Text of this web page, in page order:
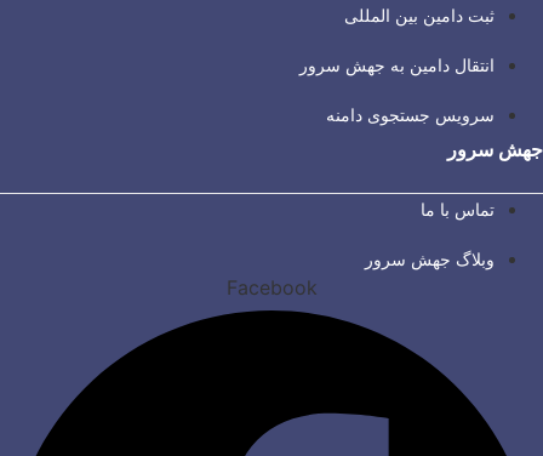
ثبت دامین بین المللی
انتقال دامین به جهش سرور
سرویس جستجوی دامنه
جهش سرور
تماس با ما
وبلاگ جهش سرور
Facebook